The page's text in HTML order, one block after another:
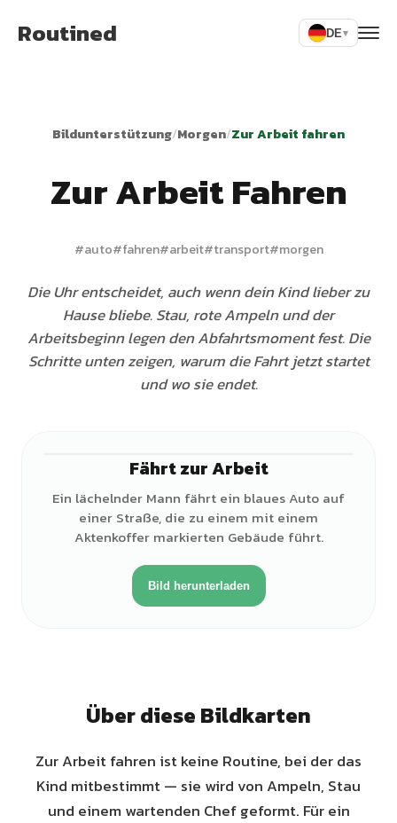
Routined DE▾
Bildunterstützung/Morgen/Zur Arbeit fahren
Zur Arbeit Fahren
#auto#fahren#arbeit#transport#morgen
Die Uhr entscheidet, auch wenn dein Kind lieber zu
Hause bliebe. Stau, rote Ampeln und der
Arbeitsbeginn legen den Abfahrtsmoment fest. Die
Schritte unten zeigen, warum die Fahrt jetzt startet
und wo sie endet.
Fährt zur Arbeit
Ein lächelnder Mann fährt ein blaues Auto auf
einer Straße, die zu einem mit einem
Aktenkoffer markierten Gebäude führt.
Bild herunterladen
Über diese Bildkarten
Zur Arbeit fahren ist keine Routine, bei der das
Kind mitbestimmt — sie wird von Ampeln, Stau
und einem wartenden Chef geformt. Für ein